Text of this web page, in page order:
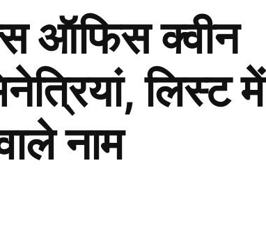
ऑफिस क्वीन
लिस्ट में
नाम